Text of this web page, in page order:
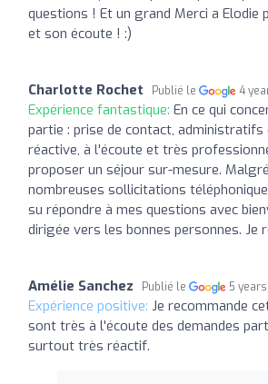
questions ! Et un grand Merci a Elodie
et son écoute ! :)
Charlotte Rochet Publié le 4
Expérience fantastique: En ce qui
partie : prise de contact, administratifs
réactive, à l'écoute et très
proposer un séjour sur-mesure.
nombreuses sollicitations
su répondre à mes questions avec
dirigée vers les bonnes personnes. Je
Amélie Sanchez Publié le 5
Expérience positive: Je recommande
sont très à l'écoute des demandes
surtout très réactif.